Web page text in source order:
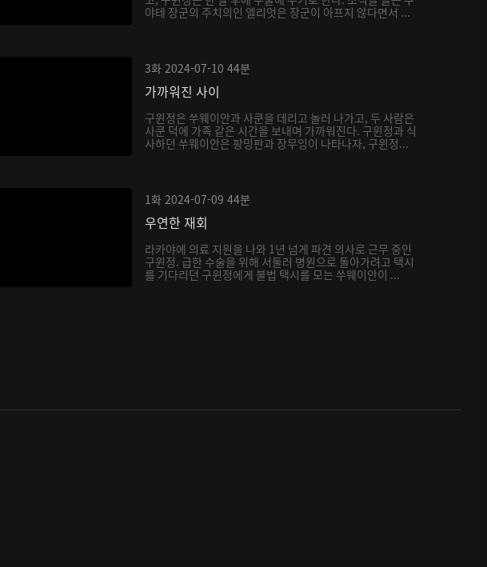
야테 장군의 주치의인 엘리엇은 장군이 아프지 않다면서 ...
3화 2024-07-10 44분
가까워진 사이
구윈정은 쑤웨이안과 사쿤을 데리고 놀러 나가고, 두 사람은
사쿤 덕에 가족 같은 시간을 보내며 가까워진다. 구윈정과 식
사하던 쑤웨이안은 팡밍판과 장무잉이 나타나자, 구윈정...
1화 2024-07-09 44분
우연한 재회
라카야에 의료 지원을 나와 1년 넘게 파견 의사로 근무 중인
구윈정. 급한 수술을 위해 서둘러 병원으로 돌아가려고 택시
를 기다리던 구윈정에게 불법 택시를 모는 쑤웨이안이 ...